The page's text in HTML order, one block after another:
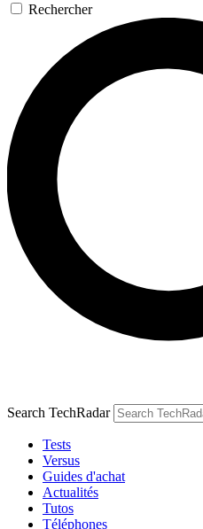
Rechercher
Search TechRadar
Tests
Versus
Guides d'achat
Actualités
Tutos
Téléphones